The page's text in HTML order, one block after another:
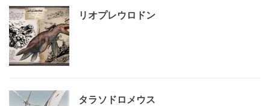
リオプレウロドン
タラソドロメウス